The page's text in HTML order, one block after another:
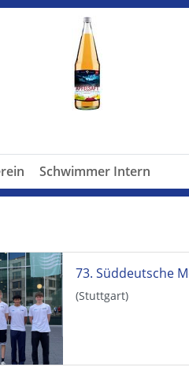
Schwimmer Intern
(Stuttgart)